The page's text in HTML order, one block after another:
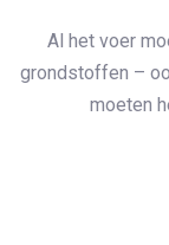
Al het voer
grondstoffen –
moeten